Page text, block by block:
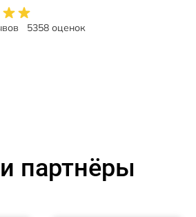
5358 оценок
партнёры